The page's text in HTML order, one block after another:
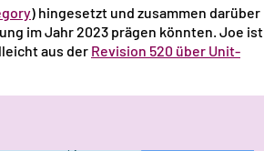
) hingesetzt und zusammen darüber
im Jahr 2023 prägen könnten. Joe ist
aus der Revision 520 über Unit-